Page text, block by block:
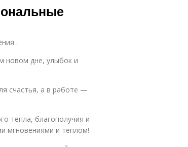
поздравлений
.
новом дне, улыбок и
счастья, а в работе —
тепла, благополучия и
мгновениями и теплом!